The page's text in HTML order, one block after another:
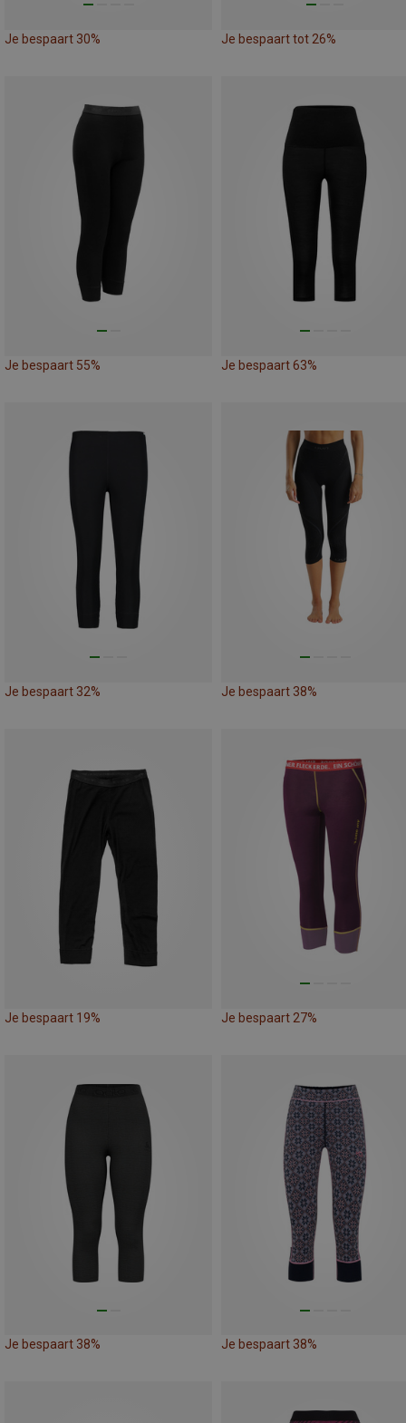
Je bespaart 30% Je bespaart tot 26%
Je bespaart 55% Je bespaart 63%
Je bespaart 32% Je bespaart 38%
Je bespaart 19% Je bespaart 27%
Je bespaart 38% Je bespaart 38%